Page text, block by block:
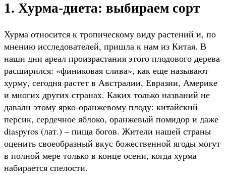
1. Хурма-диета: выбираем сорт
Хурма относится к тропическому виду растений и, по
мнению исследователей, пришла к нам из Китая. В
наши дни ареал произрастания этого плодового дерева
расширился: «финиковая слива», как еще называют
хурму, сегодня растет в Австралии, Евразии, Америке
и многих других странах. Каких только названий не
давали этому ярко-оранжевому плоду: китайский
персик, сердечное яблоко, оранжевый помидор и даже
diaspyros (лат.) – пища богов. Жители нашей страны
оценить своеобразный вкус божественной ягоды могут
в полной мере только в конце осени, когда хурма
набирается спелости.